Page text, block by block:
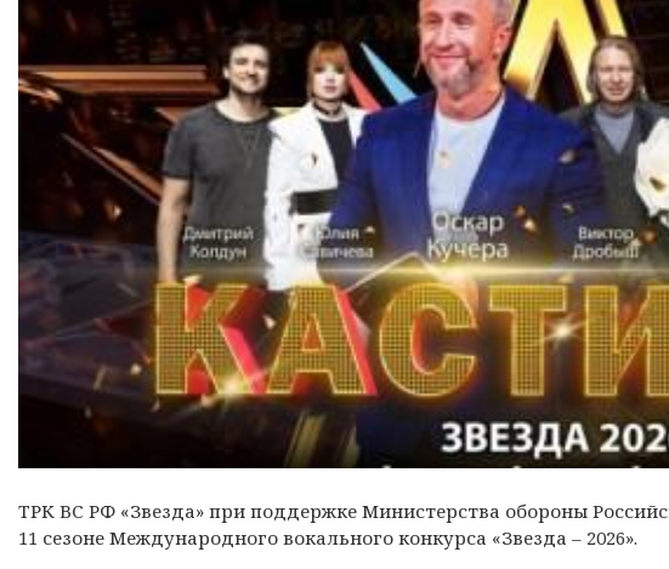
ТРК ВС РФ «Звезда» при поддержке Министерства обороны
11 сезоне Международного вокального конкурса «Звезда – 2026».